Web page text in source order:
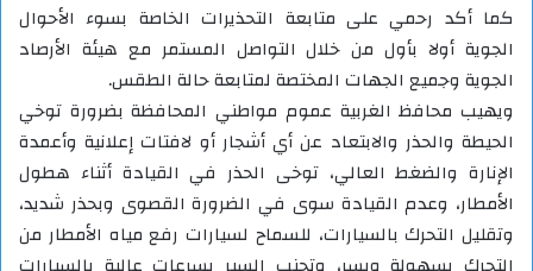
كما أكد رحمي على متابعة التحذيرات الخاصة بسوء الأحوال
الجوية أولا بأول من خلال التواصل المستمر مع هيئة الأرصاد
الجوية وجميع الجهات المختصة لمتابعة حالة الطقس.
ويهيب محافظ الغربية عموم مواطني المحافظة بضرورة توخي
الحيطة والحذر والابتعاد عن أي أشجار أو لافتات إعلانية وأعمدة
الإنارة والضغط العالي، توخى الحذر في القيادة أثناء هطول
الأمطار، وعدم القيادة سوى في الضرورة القصوى وبحذر شديد،
وتقليل التحرك بالسيارات، للسماح لسيارات رفع مياه الأمطار من